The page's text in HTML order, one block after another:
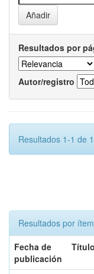
Resultados por
Autor/registro
Resultados 1-1 de
Resultados por
Fecha de
publicación
Título